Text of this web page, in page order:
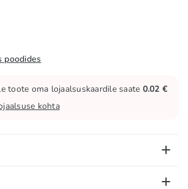
poodides
toote oma lojaalsuskaardile saate 0.02 €
kohta
kummipõhi, Tutti Frutti lõhna- ja